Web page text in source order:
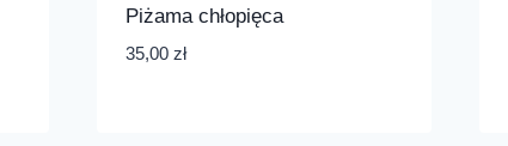
Piżama chłopięca
35,00 zł